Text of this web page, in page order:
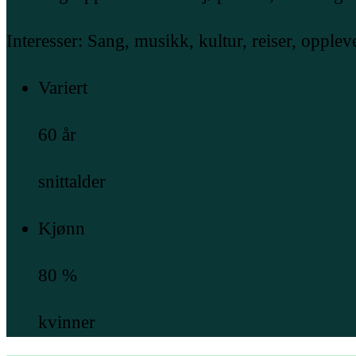
Interesser: Sang, musikk, kultur, reiser,
Variert
60 år
snittalder
Kjønn
80 %
kvinner